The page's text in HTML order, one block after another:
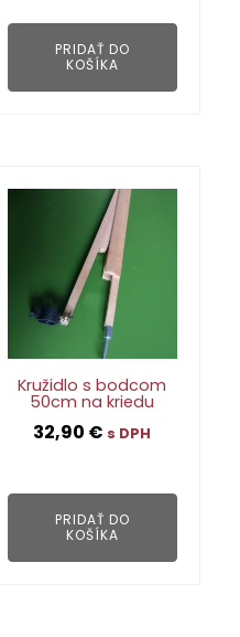
PRIDAŤ DO
KOŠÍKA
Kružidlo s bodcom
50cm na kriedu
32,90 € s DPH
PRIDAŤ DO
KOŠÍKA